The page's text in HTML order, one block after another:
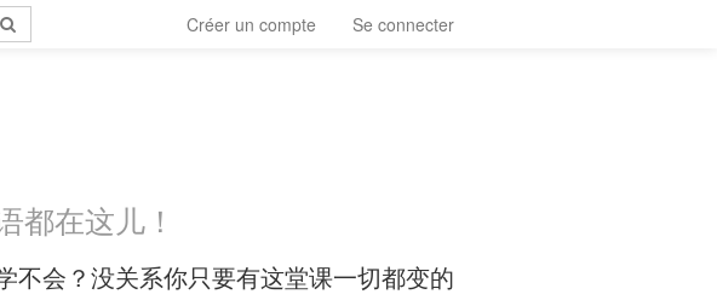
Créer un compte Se connecter
都在这儿！
不会？没关系你只要有这堂课一切都变的